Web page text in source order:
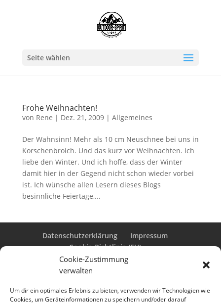
Cookie-Zustimmung
verwalten
Um dir ein optimales Erlebnis zu bieten, verwenden wir Technologien wie
Cookies, um Geräteinformationen zu speichern und/oder darauf
Seite wählen
Frohe Weihnachten!
von Rene | Dez. 21, 2009| Allgemeines
Der Wahnsinn! Mehr als 10 cm Neuschnee bei uns in
Korschenbroich. Und das kurz vor Weihnachten. Ich
liebe den Winter. Und ich hoffe, dass der Winter
damit hier in der Gegend nicht schon wieder vorbei
ist. Ich wünsche allen Lesern dieses Blogs
besinnliche Feiertage,...
Datenschutzerklärung
Impressum
Cookie-Richtlinie (EU)
Designed byElegant Themes| Powered by
WordPress